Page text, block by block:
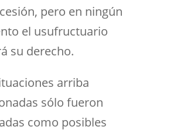
pero en ningún
el usufructuario
su derecho.
arriba
sólo fueron
como posibles